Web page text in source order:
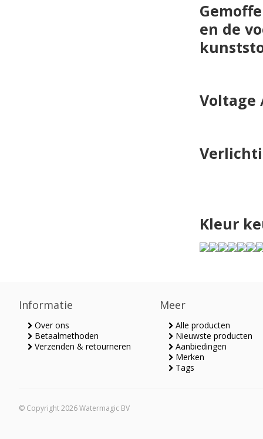
en de
Voltage
Kleur
Informatie
Over ons
Betaalmethoden
Verzenden & retourneren
Meer
Alle producten
Nieuwste producten
Aanbiedingen
Merken
Tags
© Copyright 2026 Watermagic BV